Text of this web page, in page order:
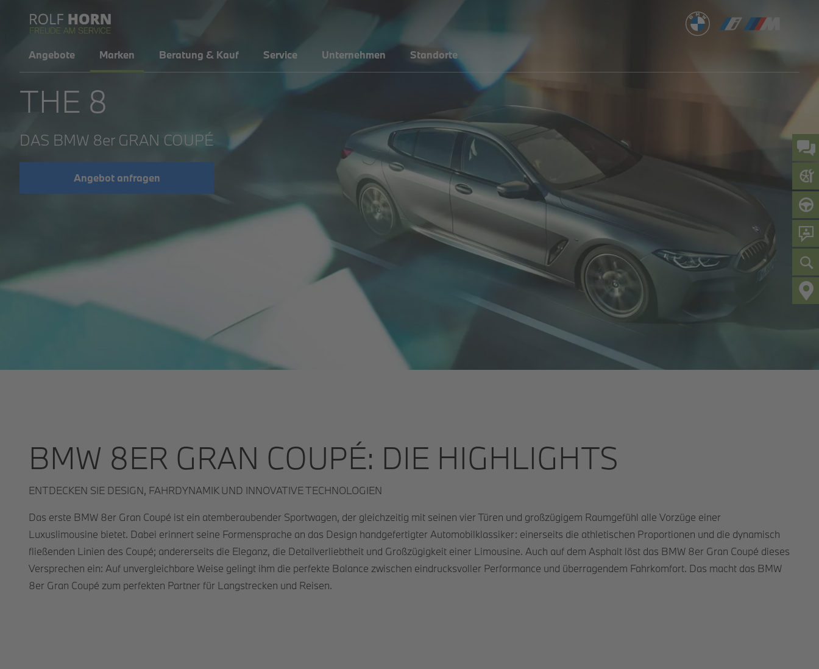
Angebote Marken Beratung & Kauf Service Unternehmen Standorte
THE 8
DAS BMW 8er GRAN COUPÉ
Angebot anfragen
BMW 8ER GRAN COUPÉ: DIE HIGHLIGHTS
ENTDECKEN SIE DESIGN, FAHRDYNAMIK UND INNOVATIVE TECHNOLOGIEN
Das erste BMW 8er Gran Coupé ist ein atemberaubender Sportwagen, der gleichzeitig mit seinen vier Türen und großzügigem Raumgefühl alle Vorzüge einer
Luxuslimousine bietet. Dabei erinnert seine Formensprache an das Design handgefertigter Automobilklassiker: einerseits die athletischen Proportionen und die dynamisch
fließenden Linien des Coupé; andererseits die Eleganz, die Detailverliebtheit und Großzügigkeit einer Limousine. Auch auf dem Asphalt löst das BMW 8er Gran Coupé dieses
Versprechen ein: Auf unvergleichbare Weise gelingt ihm die perfekte Balance zwischen eindrucksvoller Performance und überragendem Fahrkomfort. Das macht das BMW
8er Gran Coupé zum perfekten Partner für Langstrecken und Reisen.